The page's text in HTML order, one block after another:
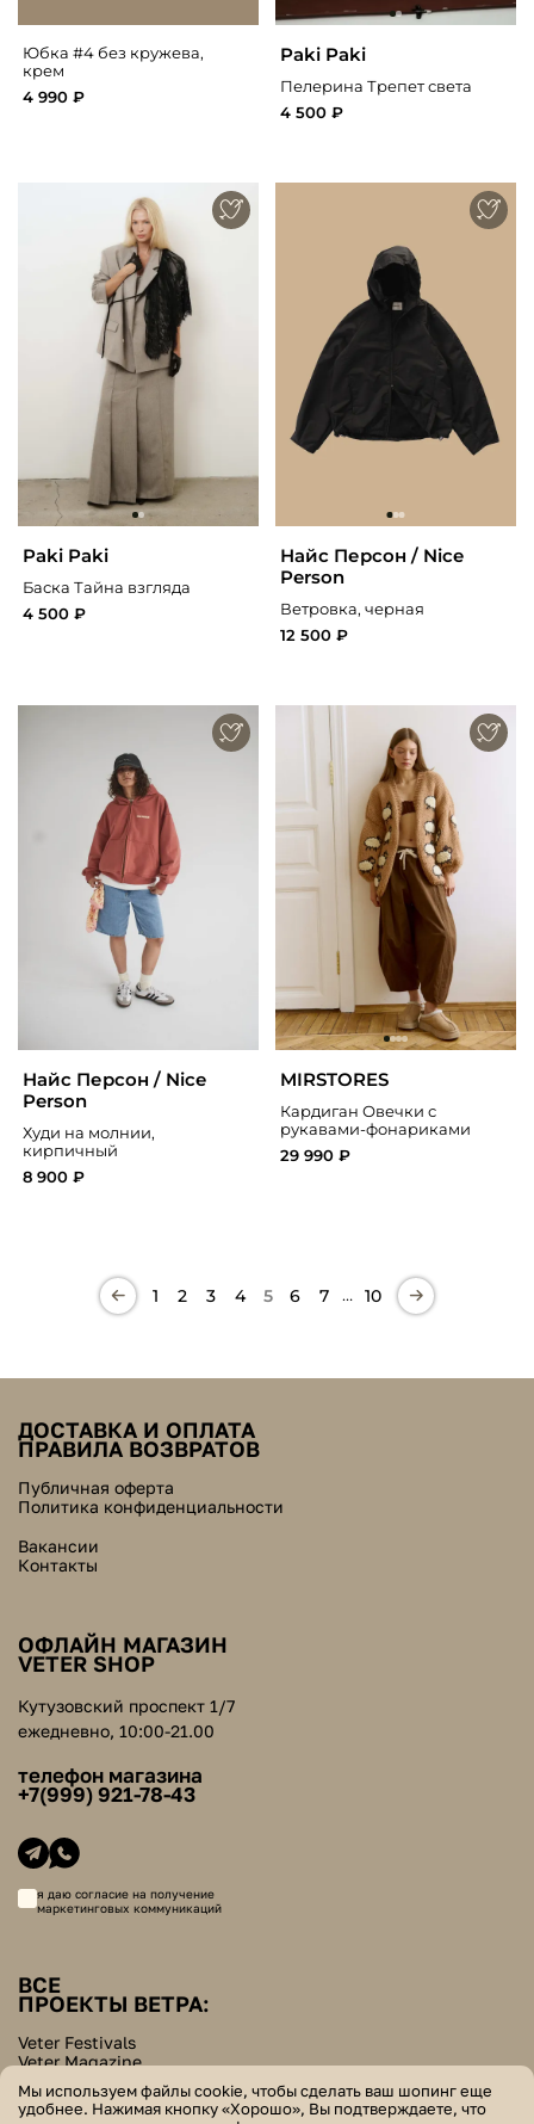
Юбка #4 без кружева,
крем
4 990 ₽
Paki Paki
Пелерина Трепет света
4 500 ₽
Paki Paki
Баска Тайна взгляда
4 500 ₽
Найс Персон / Nice
Person
Ветровка, черная
12 500 ₽
Найс Персон / Nice
Person
Худи на молнии,
кирпичный
8 900 ₽
MIRSTORES
Кардиган Овечки с
рукавами-фонариками
29 990 ₽
1 2 3 4 5 6 7 … 10
ДОСТАВКА И ОПЛАТА
ПРАВИЛА ВОЗВРАТОВ
Публичная оферта
Политика конфиденциальности
Вакансии
Контакты
ОФЛАЙН МАГАЗИН
VETER SHOP
Кутузовский проспект 1/7
ежедневно, 10:00-21.00
телефон магазина
+7(999) 921-78-43
я даю согласие на получение
маркетинговых коммуникаций
ВСЕ
ПРОЕКТЫ ВЕТРА:
Veter Festivals
Veter Magazine
Helpers Bazar
Мы используем файлы cookie, чтобы сделать ваш шопинг еще
удобнее. Нажимая кнопку «Хорошо», Вы подтверждаете, что